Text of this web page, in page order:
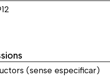
(sense especificar)